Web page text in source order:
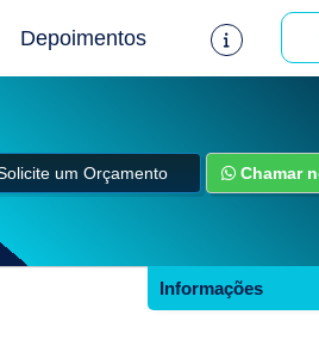
Depoimentos
um Orçamento Chamar
Informações